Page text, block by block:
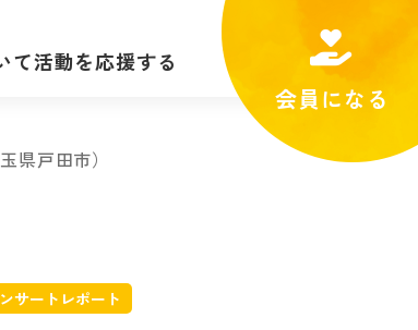
て活動を応援する
人でできること
会員になる
県戸田市）
サートレポート